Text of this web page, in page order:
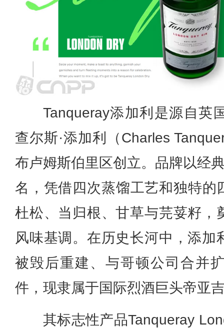
Tanqueray添加利是源自英
查尔斯·添加利（Charles
布卢姆斯伯里区创立。品牌以经
名，凭借四次蒸馏工艺和独特
杜松、当归根、甘草与芫荽籽，
风味基调。在历史长河中，添加
被毁后重建、与哥顿公司合并
件，现隶属于国际烈酒巨头帝亚
其标志性产品Tanqueray